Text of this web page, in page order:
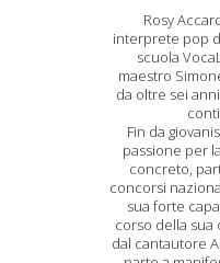
Rosy
interprete pop
scuola
maestro
da oltre sei
Fin da
passione per
concreto,
concorsi
sua forte
corso della sua
dal cantautore